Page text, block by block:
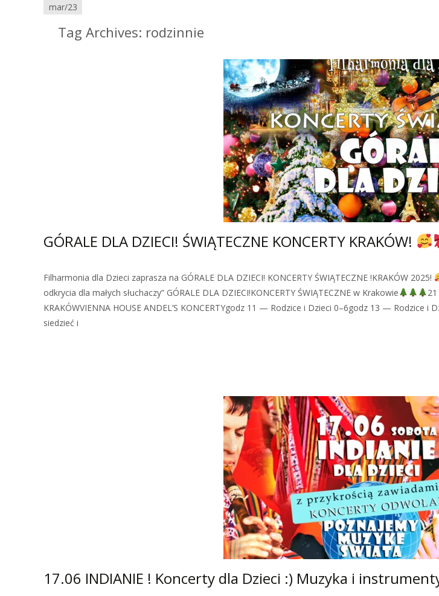
Tag Archives: rodzinnie
lis/24
GÓRALE DLA DZIECI! ŚWIĄTECZNE KONCERTY KRAKÓW!
Filharmonia dla Dzieci zaprasza na GÓRALE DLA DZIECI! KONCERTY ŚWIĄTECZNE !KRAKÓW 2025!
odkrycia dla małych słuchaczy” GÓRALE DLA DZIECI!KONCERTY ŚWIĄTECZNE w Krakowie
KRAKÓWVIENNA HOUSE ANDEL’S KONCERTYgodz 11 — Rodzice i Dzieci 0–6godz 13 — Rodzice
siedzieć i
maj/23
17.06 INDIANIE ! Koncerty dla Dzieci :) Muzyka i
maj/23
kwi/23
mar/23